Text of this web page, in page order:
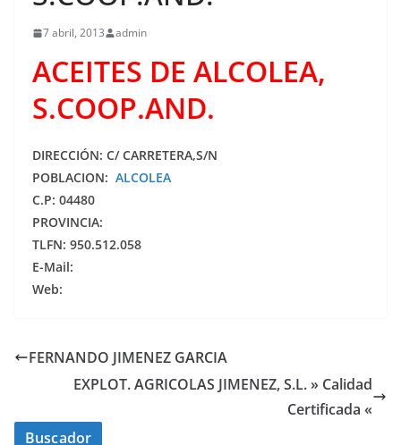
7 abril, 2013 admin
ACEITES DE ALCOLEA,
S.COOP.AND.
DIRECCIÓN: C/ CARRETERA,S/N
POBLACION: ALCOLEA
C.P: 04480
PROVINCIA:
TLFN: 950.512.058
E-Mail:
Web:
FERNANDO JIMENEZ GARCIA
EXPLOT. AGRICOLAS JIMENEZ, S.L. » Calidad
Certificada «
Buscador